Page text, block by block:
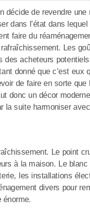
décide de revendre
dans l’état dans
faire du
Les
des acheteurs
donné que c’est eux
de faire en sorte que
donc un décor
la suite harmoniser
Le point
à la maison. Le
les installations
divers pour
énorme.